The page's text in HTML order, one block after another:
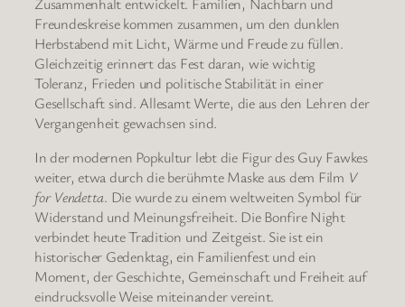
Freundeskreise kommen zusammen, um den dunklen
Herbstabend mit Licht, Wärme und Freude zu füllen.
Gleichzeitig erinnert das Fest daran, wie wichtig
Toleranz, Frieden und politische Stabilität in einer
Gesellschaft sind. Allesamt Werte, die aus den Lehren der
Vergangenheit gewachsen sind.
In der modernen Popkultur lebt die Figur des Guy Fawkes
weiter, etwa durch die berühmte Maske aus dem Film V
for Vendetta. Die wurde zu einem weltweiten Symbol für
Widerstand und Meinungsfreiheit. Die Bonfire Night
verbindet heute Tradition und Zeitgeist. Sie ist ein
historischer Gedenktag, ein Familienfest und ein
Moment, der Geschichte, Gemeinschaft und Freiheit auf
eindrucksvolle Weise miteinander vereint.